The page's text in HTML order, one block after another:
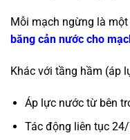
Mỗi mạch ngừng là
băng cản nước cho
Khác với tầng hầm (áp
Áp lực nước từ bên
Tác động liên tục